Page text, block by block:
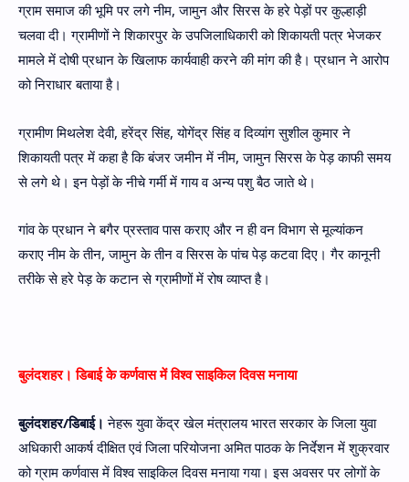
ग्राम समाज की भूमि पर लगे नीम, जामुन और सिरस के हरे पेड़ों पर कुल्हाड़ी
चलवा दी। ग्रामीणों ने शिकारपुर के उपजिलाधिकारी को शिकायती पत्र भेजकर
मामले में दोषी प्रधान के खिलाफ कार्यवाही करने की मांग की है। प्रधान ने आरोप
को निराधार बताया है।
ग्रामीण मिथलेश देवी, हरेंद्र सिंह, योगेंद्र सिंह व दिव्यांग सुशील कुमार ने
शिकायती पत्र में कहा है कि बंजर जमीन में नीम, जामुन सिरस के पेड़ काफी समय
से लगे थे। इन पेड़ों के नीचे गर्मी में गाय व अन्य पशु बैठ जाते थे।
गांव के प्रधान ने बगैर प्रस्ताव पास कराए और न ही वन विभाग से मूल्यांकन
कराए नीम के तीन, जामुन के तीन व सिरस के पांच पेड़ कटवा दिए। गैर कानूनी
तरीके से हरे पेड़ के कटान से ग्रामीणों में रोष व्याप्त है।
बुलंदशहर। डिबाई के कर्णवास में विश्व साइकिल दिवस मनाया
बुलंदशहर/डिबाई। नेहरू युवा केंद्र खेल मंत्रालय भारत सरकार के जिला युवा
अधिकारी आकर्ष दीक्षित एवं जिला परियोजना अमित पाठक के निर्देशन में शुक्रवार
को ग्राम कर्णवास में विश्व साइकिल दिवस मनाया गया। इस अवसर पर लोगों के